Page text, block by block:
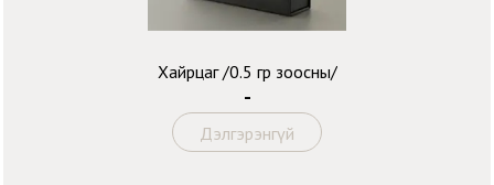
Хайрцаг /0.5 гр зоосны/
-
Дэлгэрэнгүй